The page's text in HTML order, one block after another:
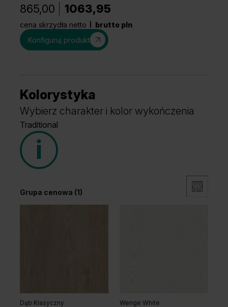
865,00 1063,95
cena skrzydła netto
brutto pln
Konfiguruj produkt
Kolorystyka
Wybierz charakter i kolor wykończenia
Traditional
Grupa cenowa (1)
Dąb Klasyczny Wenge White